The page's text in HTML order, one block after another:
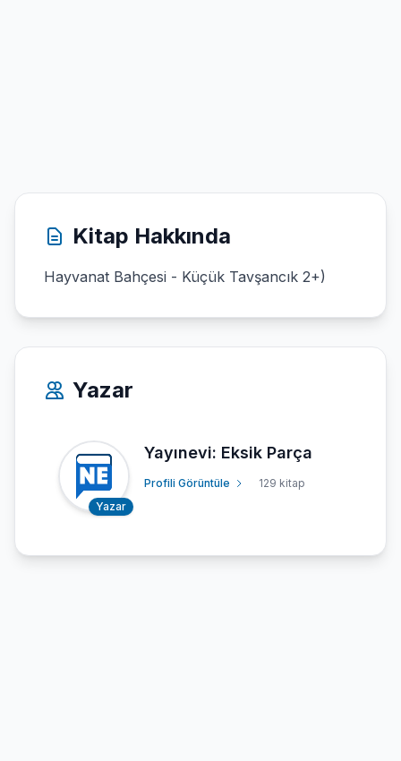
Kitap Hakkında
Hayvanat Bahçesi - Küçük Tavşancık 2+)
Yazar
Yazar
Yayınevi: Eksik Parça
Profili Görüntüle 129 kitap